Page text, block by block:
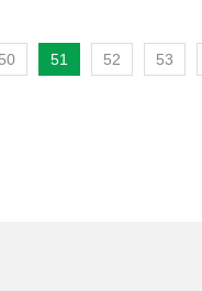
50 51 52 53